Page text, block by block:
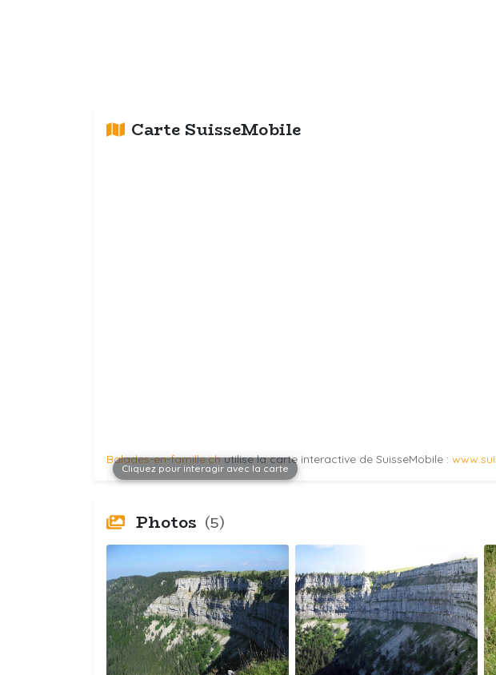
Carte SuisseMobile
Cliquez pour interagir avec la carte
Balades-en-famille.chutilise la carte interactive de SuisseMobile :
Photos (5)